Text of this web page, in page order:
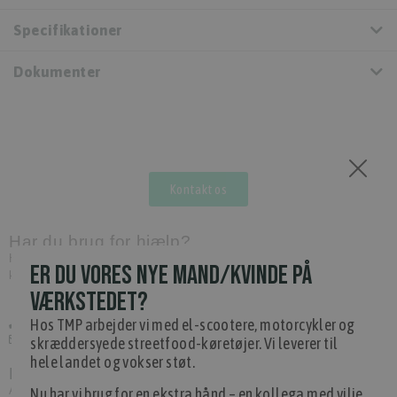
Specifikationer
Dokumenter
Kontakt os
Har du brug for hjælp?
Hvis du har spørgsmål eller har brug for hjælp, kontakt venligst
kundeservice.
+45 97 74 07 33
info@tmp.dk
Levering
Afslut din ordre inden 14.00, og vi leverer dine vare først følgende
ER DU VORES NYE MAND/KVINDE PÅ
VÆRKSTEDET?
Hos TMP arbejder vi med el-scootere, motorcykler og
skræddersyede streetfood-køretøjer. Vi leverer til
hele landet og vokser støt.